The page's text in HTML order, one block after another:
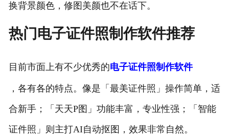
换背景颜色，修图美颜也不在话下。
热门电子证件照制作软件推荐
目前市面上有不少优秀的电子证件照制作软件
，各有各的特点。像是「最美证件照」操作简单，适
合新手；「天天P图」功能丰富，专业性强；「智能
证件照」则主打AI自动抠图，效果非常自然。